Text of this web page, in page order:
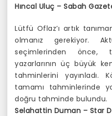
Hıncal Uluç – Sabah
Lütfü Oflaz’ı artık
olmanız gerekiyor.
seçimlerinden önce,
yazarlarının üç büyük
tahminlerini yayınladı.
tamamı tahminlerinde
doğru tahminde bulundu.
Selahattin Duman – Star